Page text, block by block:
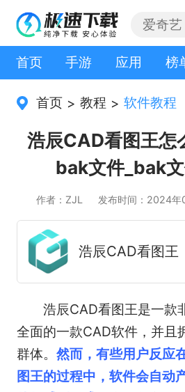
首页 手游 应用 榜
首页 > 教程 > 软件教程
浩辰CAD看图王怎
bak文件_bak
作者：ZJL 发布时间：2024年
浩辰CAD看图王
浩辰CAD看图王是一款
全面的一款CAD软件，并且
群体。 然而，有些用户反应
图王的过程中，软件会自动